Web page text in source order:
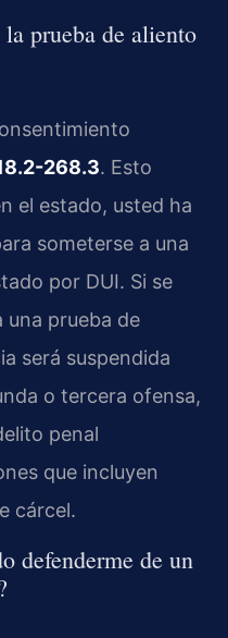
prueba de aliento
268.3. Esto
el estado, usted ha
someterse a una
por DUI. Si se
una prueba de
será suspendida
o tercera ofensa,
penal
que incluyen
cárcel.
defenderme de un